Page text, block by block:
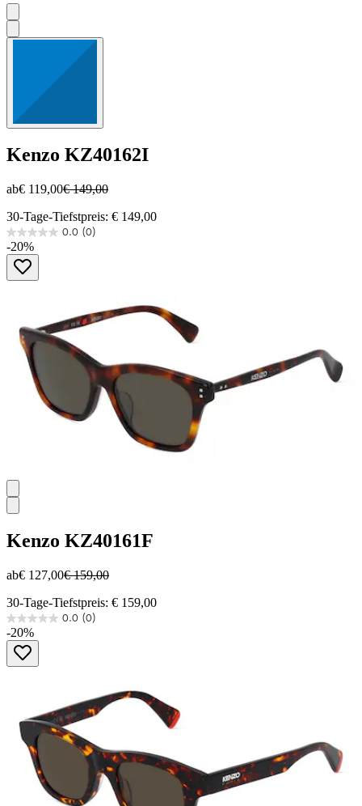
Kenzo KZ40162I
ab€ 119,00€ 149,00
30-Tage-Tiefstpreis: € 149,00
0.0 (0)
0.0
von
Sternen.
-20%
Kenzo KZ40161F
ab€ 127,00€ 159,00
30-Tage-Tiefstpreis: € 159,00
0.0 (0)
0.0
von
Sternen.
-20%